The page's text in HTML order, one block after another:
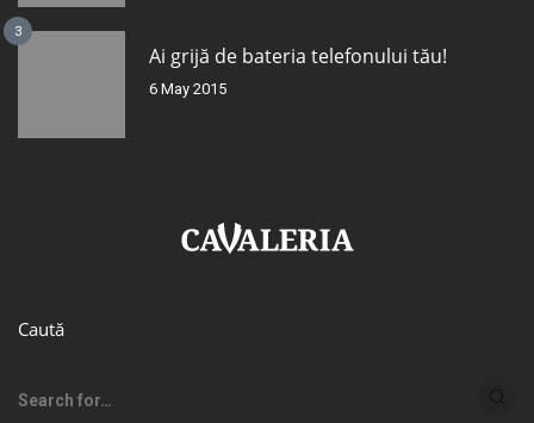
3
Ai grijă de bateria telefonului tău!
6 May 2015
Caută